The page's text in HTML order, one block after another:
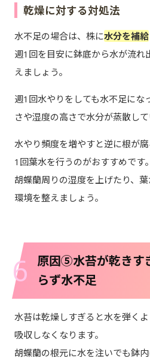
乾燥に対する対処法
水不足の場合は、株に水分を補給
週1回を目安に鉢底から水が流れ
えましょう。
週1回水やりをしても水不足にな
さや湿度の高さで水分が蒸散し
水やり頻度を増やすと逆に根が
1回葉水を行うのがおすすめです。
胡蝶蘭周りの湿度を上げたり、
環境を整えましょう。
6
原因⑤水苔が乾きす
らず水不足
水苔は乾燥しすぎると水を弾く
吸収しなくなります。
胡蝶蘭の根元に水を注いでも鉢